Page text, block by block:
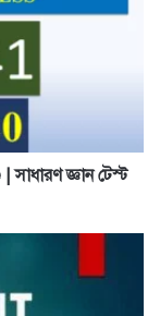
জ্ঞান টেস্ট